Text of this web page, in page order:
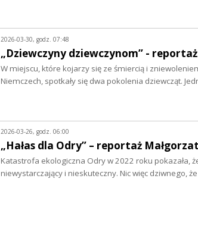
2026-03-30, godz. 07:48
„Dziewczyny dziewczynom” -
W miejscu, które kojarzy się ze śmiercią i
Niemczech, spotkały się dwa pokolenia dziewcząt.
2026-03-26, godz. 06:00
„Hałas dla Odry” – reportaż
Katastrofa ekologiczna Odry w 2022 roku pokazała,
niewystarczający i nieskuteczny. Nic więc dziwnego,